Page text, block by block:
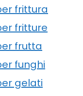
frittura
fritture
frutta
funghi
gelati